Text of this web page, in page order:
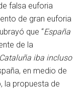
falsa euforia
de gran euforia
que “España
de la
Cataluña iba incluso
en medio de
la propuesta de